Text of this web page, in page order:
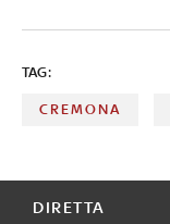
TAG:
CREMONA
DIRETTA